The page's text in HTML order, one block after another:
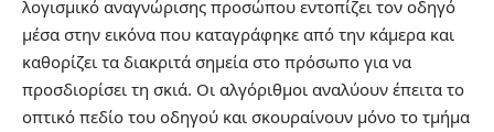
λογισμικό αναγνώρισης προσώπου εντοπίζει τον οδηγό
μέσα στην εικόνα που καταγράφηκε από την κάμερα και
καθορίζει τα διακριτά σημεία στο πρόσωπο για να
προσδιορίσει τη σκιά. Οι αλγόριθμοι αναλύουν έπειτα το
οπτικό πεδίο του οδηγού και σκουραίνουν μόνο το τμήμα